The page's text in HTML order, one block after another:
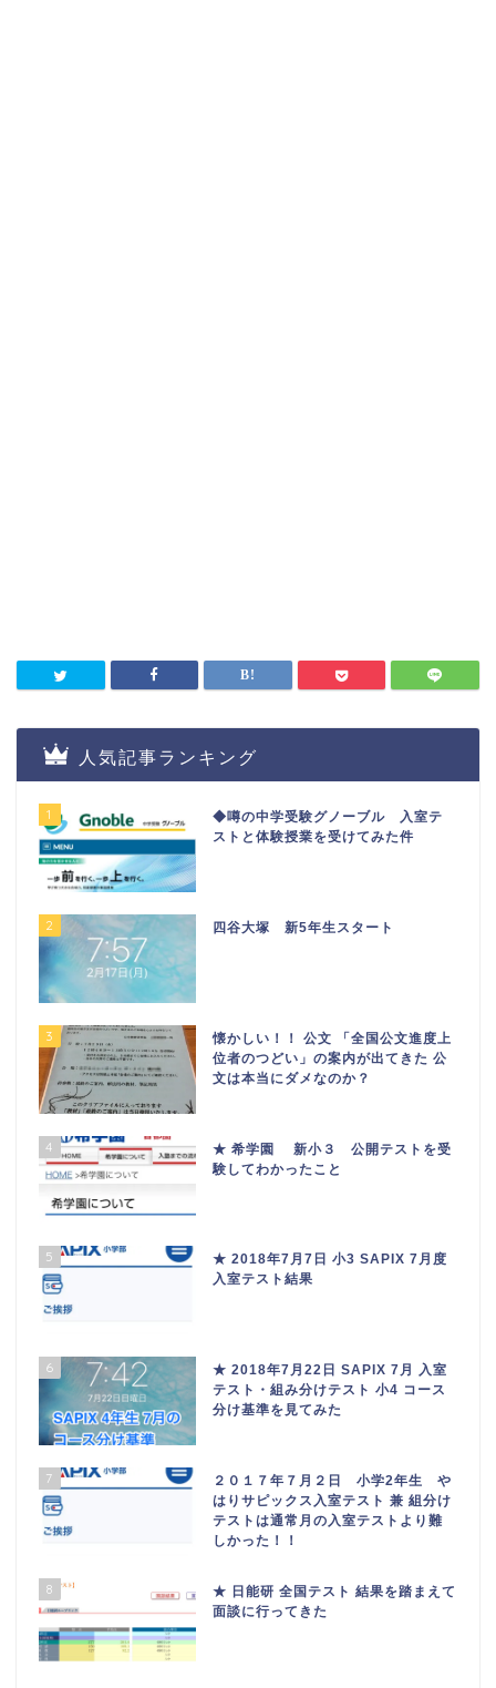
人気記事ランキング
1
◆噂の中学受験グノーブル 入室テ
ストと体験授業を受けてみた件
2 四谷大塚 新5年生スタート
3
懐かしい！！ 公文 「全国公文進度上
位者のつどい」の案内が出てきた 公
文は本当にダメなのか？
4
★ 希学園 新小３ 公開テストを受
験してわかったこと
5
★ 2018年7月7日 小3 SAPIX 7月度
入室テスト結果
6
★ 2018年7月22日 SAPIX 7月 入室
テスト・組み分けテスト 小4 コース
分け基準を見てみた
7
２０１７年７月２日 小学2年生 や
はりサピックス入室テスト 兼 組分け
テストは通常月の入室テストより難
しかった！！
8
★ 日能研 全国テスト 結果を踏まえて
面談に行ってきた